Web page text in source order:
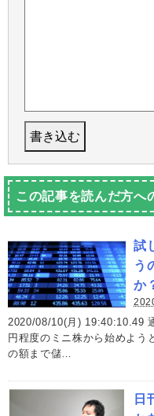
この記事を読んだ方へ
試
う
か
2020/08/10(月) 19:40:10.49
円程度のミニ株から始めよう
の額まで儲…
日